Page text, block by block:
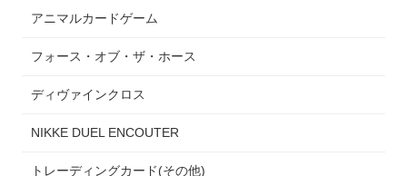
アニマルカードゲーム
フォース・オブ・ザ・ホース
ディヴァインクロス
NIKKE DUEL ENCOUTER
トレーディングカード(その他)